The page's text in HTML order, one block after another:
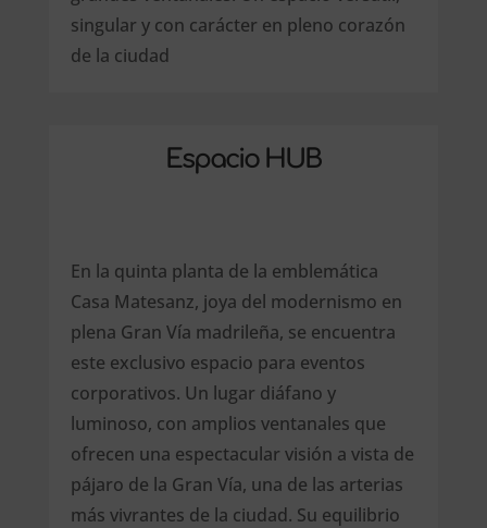
singular y con carácter en pleno corazón
de la ciudad
Espacio HUB
En la quinta planta de la emblemática
Casa Matesanz, joya del modernismo en
plena Gran Vía madrileña, se encuentra
este exclusivo espacio para eventos
corporativos. Un lugar diáfano y
luminoso, con amplios ventanales que
ofrecen una espectacular visión a vista de
pájaro de la Gran Vía, una de las arterias
más vivrantes de la ciudad. Su equilibrio